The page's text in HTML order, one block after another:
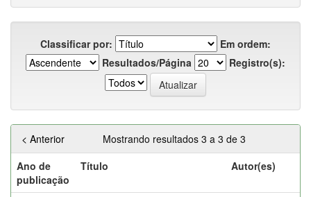
Classificar por:
Em ordem:
Resultados/Página
Registro(s):
Mostrando resultados 3 a 3 de 3
< Anterior
Ano de
publicação
Título Autor(es)